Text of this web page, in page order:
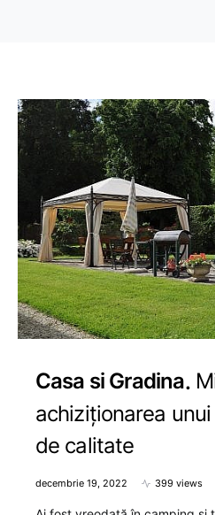
Casa si Gradina
achiziționarea
de calitate
decembrie 19, 2022 399 views